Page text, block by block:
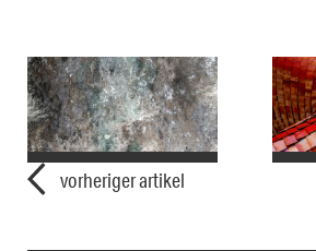
vorheriger artikel